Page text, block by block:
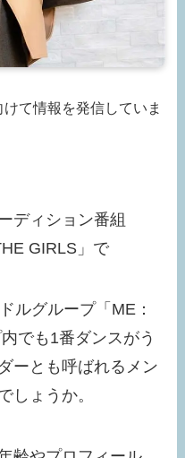
て情報を発信していま
ディション番組
GIRLS」で
ルグループ「ME：
でも1番ダンスがう
ーとも呼ばれるメン
しょうか。